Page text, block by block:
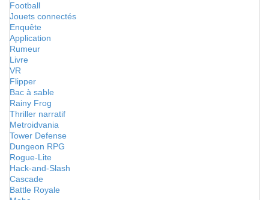
Football
Jouets connectés
Enquête
Application
Rumeur
Livre
VR
Flipper
Bac à sable
Rainy Frog
Thriller narratif
Metroidvania
Tower Defense
Dungeon RPG
Rogue-Lite
Hack-and-Slash
Cascade
Battle Royale